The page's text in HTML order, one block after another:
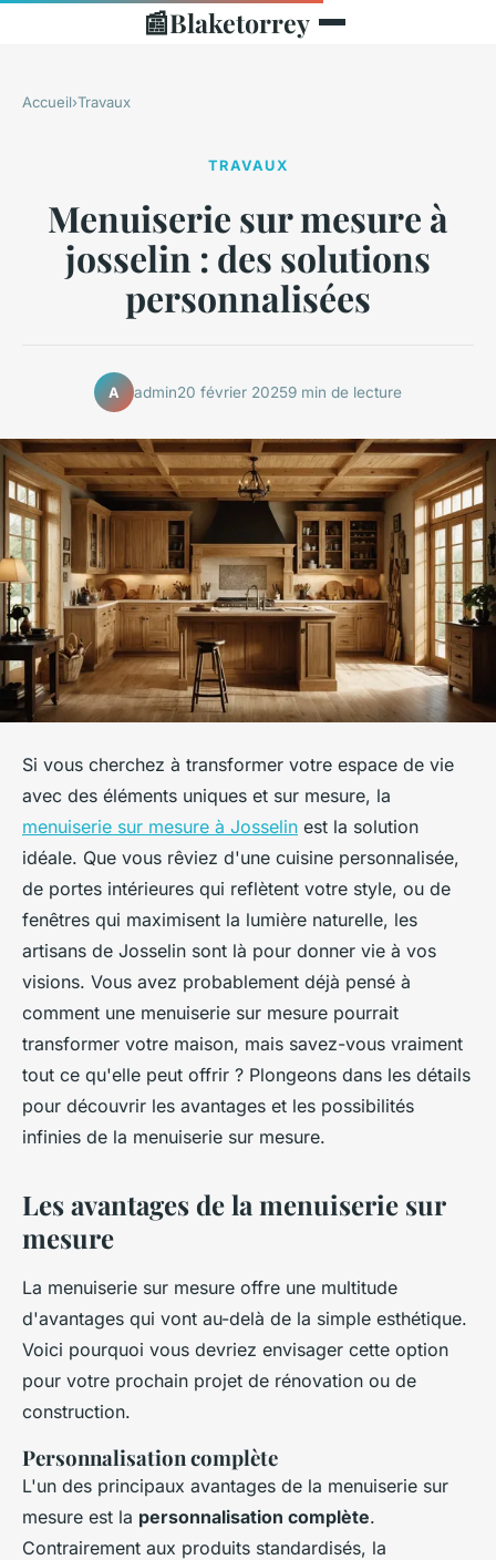
📰Blaketorrey
Accueil›Travaux
TRAVAUX
Menuiserie sur mesure à
josselin : des solutions
personnalisées
A admin20 février 20259 min de lecture
Si vous cherchez à transformer votre espace de vie
avec des éléments uniques et sur mesure, la
menuiserie sur mesure à Josselin est la solution
idéale. Que vous rêviez d'une cuisine personnalisée,
de portes intérieures qui reflètent votre style, ou de
fenêtres qui maximisent la lumière naturelle, les
artisans de Josselin sont là pour donner vie à vos
visions. Vous avez probablement déjà pensé à
comment une menuiserie sur mesure pourrait
transformer votre maison, mais savez-vous vraiment
tout ce qu'elle peut offrir ? Plongeons dans les détails
pour découvrir les avantages et les possibilités
infinies de la menuiserie sur mesure.
Les avantages de la menuiserie sur
mesure
La menuiserie sur mesure offre une multitude
d'avantages qui vont au-delà de la simple esthétique.
Voici pourquoi vous devriez envisager cette option
pour votre prochain projet de rénovation ou de
construction.
Personnalisation complète
L'un des principaux avantages de la menuiserie sur
mesure est la personnalisation complète.
Contrairement aux produits standardisés, la